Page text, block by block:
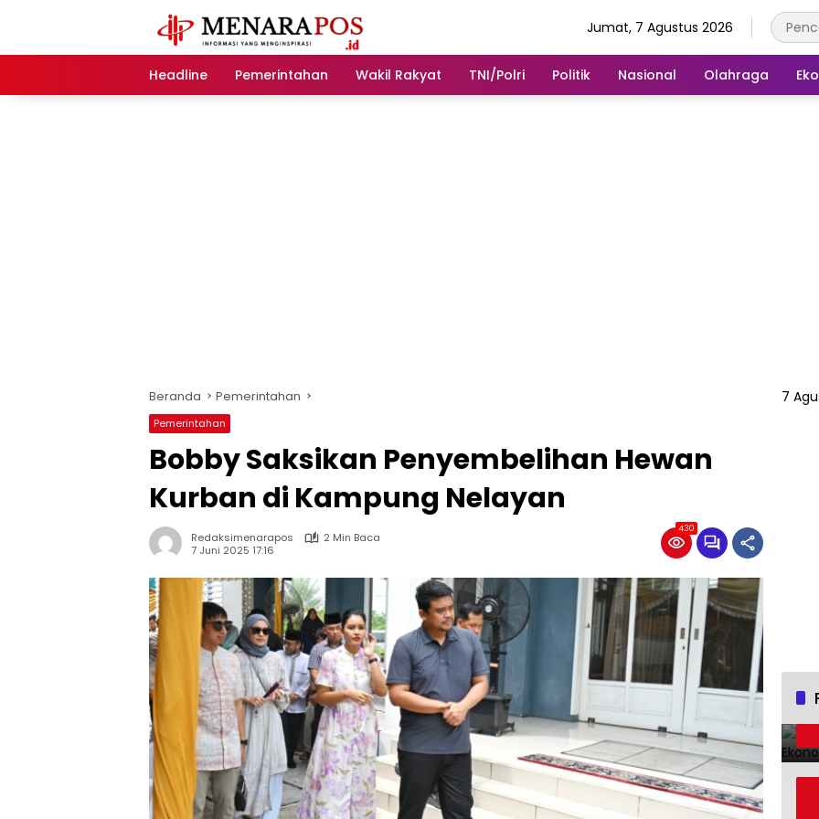
Jumat, 7 Agustus 2026
Headline Pemerintahan Wakil Rakyat TNI/Polri Politik Nasional Olahraga
Beranda Pemerintahan
Pemerintahan
Bobby Saksikan Penyembelihan Hewan
Kurban di Kampung Nelayan
Redaksimenarapos
2 Min Baca
7 Juni 2025 17:16
430
7